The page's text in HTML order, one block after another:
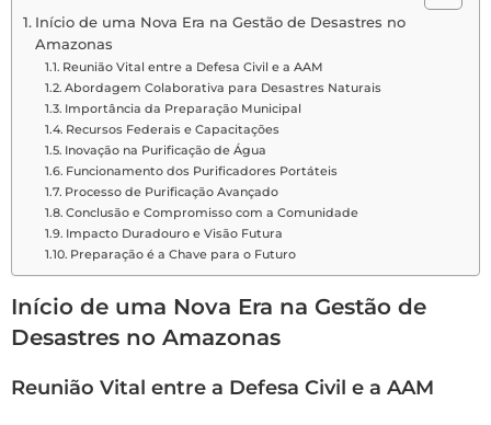
Início de uma Nova Era na Gestão de Desastres no
Amazonas
Reunião Vital entre a Defesa Civil e a AAM
Abordagem Colaborativa para Desastres Naturais
Importância da Preparação Municipal
Recursos Federais e Capacitações
Inovação na Purificação de Água
Funcionamento dos Purificadores Portáteis
Processo de Purificação Avançado
Conclusão e Compromisso com a Comunidade
Impacto Duradouro e Visão Futura
Preparação é a Chave para o Futuro
Início de uma Nova Era na Gestão de
Desastres no Amazonas
Reunião Vital entre a Defesa Civil e a AAM